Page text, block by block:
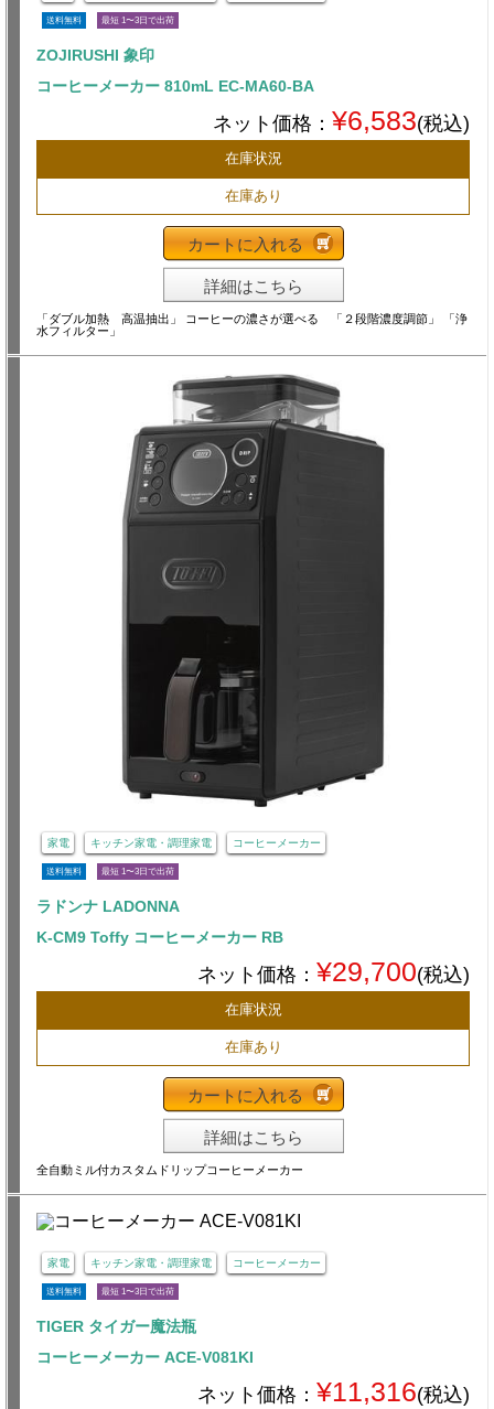
送料無料 最短 1〜3日で出荷
ZOJIRUSHI 象印
コーヒーメーカー 810mL EC-MA60-BA
ネット価格： ¥6,583(税込)
在庫状況
在庫あり
カートに入れる
詳細はこちら
「ダブル加熱 高温抽出」 コーヒーの濃さが選べる 「２段階濃度調節」 「浄
水フィルター」
家電 キッチン家電・調理家電 コーヒーメーカー
送料無料 最短 1〜3日で出荷
ラドンナ LADONNA
K-CM9 Toffy コーヒーメーカー RB
ネット価格： ¥29,700(税込)
在庫状況
在庫あり
カートに入れる
詳細はこちら
全自動ミル付カスタムドリップコーヒーメーカー
家電 キッチン家電・調理家電 コーヒーメーカー
送料無料 最短 1〜3日で出荷
TIGER タイガー魔法瓶
コーヒーメーカー ACE-V081KI
ネット価格： ¥11,316(税込)